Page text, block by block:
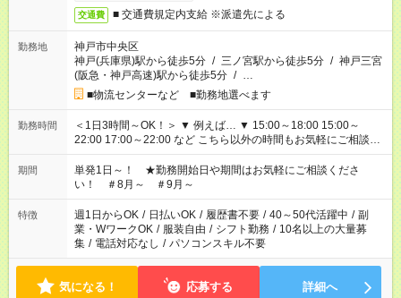
交通費 ■ 交通費規定内支給 ※派遣先による
勤務地
神戸市中央区
神戸(兵庫県)駅から徒歩5分 / 三ノ宮駅から徒歩5分 / 神戸三宮
(阪急・神戸高速)駅から徒歩5分 / …
■物流センターなど ■勤務地選べます
勤務時間
＜1日3時間～OK！＞ ▼ 例えば… ▼ 15:00～18:00 15:00～
22:00 17:00～22:00 など こちら以外の時間もお気軽にご相談く
ださい！
期間
単発1日～！ ★勤務開始日や期間はお気軽にご相談くださ
い！ ＃8月～ ＃9月～
特徴 週1日からOK / 日払いOK / 履歴書不要 / 40～50代活躍中 / 副
業・WワークOK / 服装自由 / シフト勤務 / 10名以上の大量募
集 / 電話対応なし / パソコンスキル不要
気になる！ 応募する 詳細へ